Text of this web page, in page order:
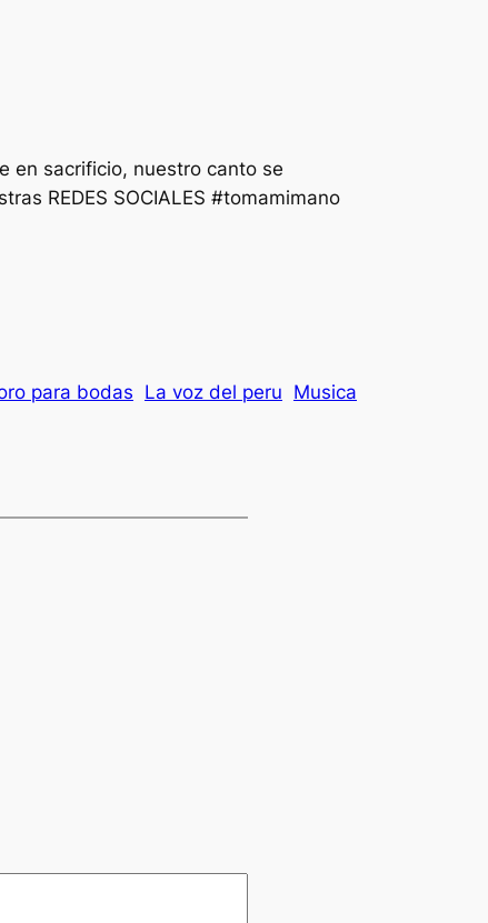
en sacrificio, nuestro canto se
REDES SOCIALES #tomamimano
para bodas La voz del peru Musica